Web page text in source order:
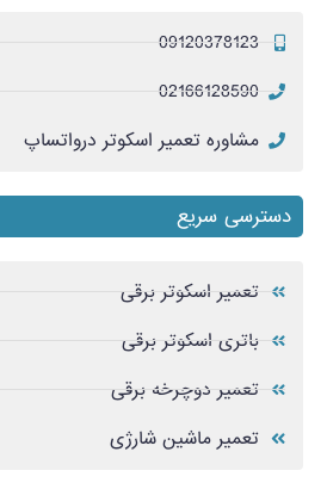
09120378123
02166128590
مشاوره تعمیر اسکوتر درواتساپ
دسترسی سریع
تعمیر اسکوتر برقی
باتری اسکوتر برقی
تعمیر دوچرخه برقی
تعمیر ماشین شارژی